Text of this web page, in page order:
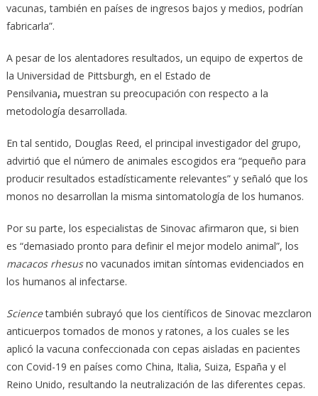
vacunas, también en países de ingresos bajos y medios, podrían
fabricarla”.
A pesar de los alentadores resultados, un equipo de expertos de
la Universidad de Pittsburgh, en el Estado de
Pensilvania, muestran su preocupación con respecto a la
metodología desarrollada.
En tal sentido, Douglas Reed, el principal investigador del grupo,
advirtió que el número de animales escogidos era “pequeño para
producir resultados estadísticamente relevantes” y señaló que los
monos no desarrollan la misma sintomatología de los humanos.
Por su parte, los especialistas de Sinovac afirmaron que, si bien
es “demasiado pronto para definir el mejor modelo animal”, los
macacos rhesusno vacunados imitan síntomas evidenciados en
los humanos al infectarse.
Sciencetambién subrayó que los científicos de Sinovac mezclaron
anticuerpos tomados de monos y ratones, a los cuales se les
aplicó la vacuna confeccionada con cepas aisladas en pacientes
con Covid-19 en países como China, Italia, Suiza, España y el
Reino Unido, resultando la neutralización de las diferentes cepas.